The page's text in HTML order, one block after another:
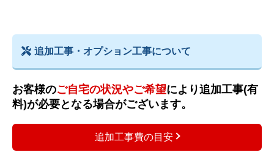
追加工事・オプション工事について
お客様のご自宅の状況やご希望により追加工事(有
料)が必要となる場合がございます。
追加工事費の目安